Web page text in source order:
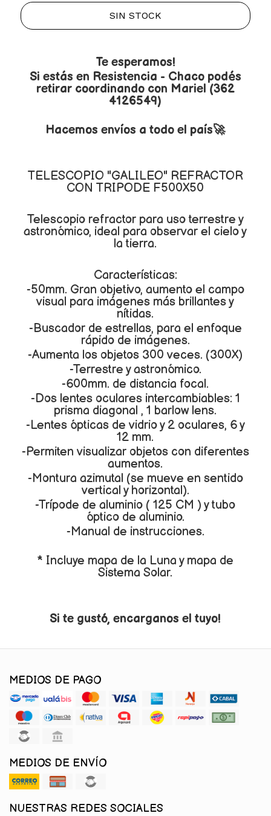
SIN STOCK
Te esperamos!
Si estás en Resistencia - Chaco podés
retirar coordinando con Mariel (362
4126549)
Hacemos envíos a todo el país🚀
TELESCOPIO "GALILEO" REFRACTOR
CON TRIPODE F500X50
Telescopio refractor para uso terrestre y
astronómico, ideal para observar el cielo y
la tierra.
Características:
-50mm. Gran objetivo, aumento el campo
visual para imágenes más brillantes y
nítidas.
-Buscador de estrellas, para el enfoque
rápido de imágenes.
-Aumenta los objetos 300 veces. (300X)
-Terrestre y astronómico.
-600mm. de distancia focal.
-Dos lentes oculares intercambiables: 1
prisma diagonal , 1 barlow lens.
-Lentes ópticas de vidrio y 2 oculares, 6 y
12 mm.
-Permiten visualizar objetos con diferentes
aumentos.
-Montura azimutal (se mueve en sentido
vertical y horizontal).
-Trípode de aluminio ( 125 CM ) y tubo
óptico de aluminio.
-Manual de instrucciones.
* Incluye mapa de la Luna y mapa de
Sistema Solar.
Si te gustó, encarganos el tuyo!
MEDIOS DE PAGO
MEDIOS DE ENVÍO
NUESTRAS REDES SOCIALES